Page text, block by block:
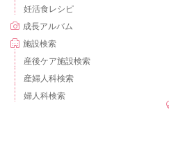
妊活食レシピ
成長アルバム
施設検索
産後ケア施設検索
産婦人科検索
婦人科検索